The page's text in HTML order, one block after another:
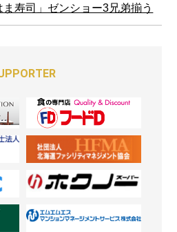
寿司」ゼンショー3兄弟揃う